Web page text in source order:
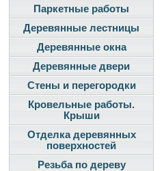
Паркетные работы
Деревянные лестницы
Деревянные окна
Деревянные двери
Стены и перегородки
Кровельные работы.
Крыши
Отделка деревянных
поверхностей
Резьба по дереву